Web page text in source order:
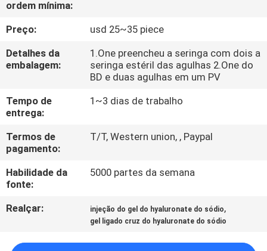
CONTROLE
DE
QUALIDADE
NOS
NOTÍCIAS
CASOS
UM
ordem mínima:
Preço:
usd 25~35 piece
Detalhes da
embalagem:
1.One preencheu a seringa com dois a
seringa estéril das agulhas 2.One do
BD e duas agulhas em um PV
Tempo de
entrega:
1~3 dias de trabalho
Termos de
pagamento:
T/T, Western union, , Paypal
Habilidade da
fonte:
5000 partes da semana
Realçar: injeção do gel do hyaluronate do sódio,
gel ligado cruz do hyaluronate do sódio